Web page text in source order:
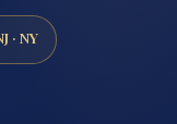
· NY